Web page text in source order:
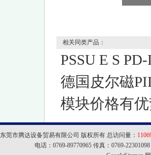
相关同类产品：
PSSU E S
德国皮尔磁
模块价格有
东莞市腾达设备贸易有限公司 版权所有 总访问量：
电话：0769-89770965 传真：0769-